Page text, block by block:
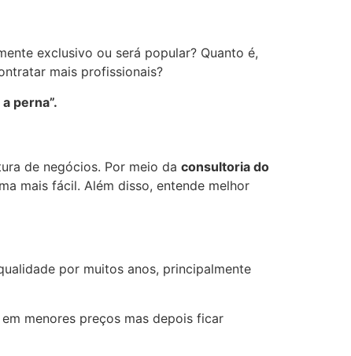
exclusivo ou será popular? Quanto é,
mais profissionais?
perna”.
de negócios. Por meio da consultoria do
mais fácil. Além disso, entende melhor
por muitos anos, principalmente
menores preços mas depois ficar